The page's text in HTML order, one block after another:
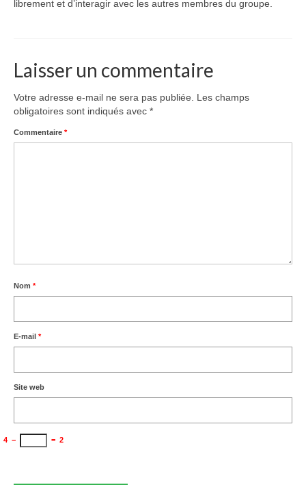
librement et d’interagir avec les autres membres du groupe.
Laisser un commentaire
Votre adresse e-mail ne sera pas publiée.
Les champs
obligatoires sont indiqués avec *
Commentaire *
Nom *
E-mail *
Site web
4 − = 2